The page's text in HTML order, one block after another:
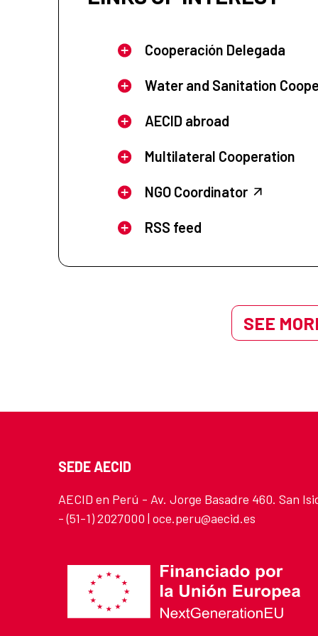
Cooperación Delegada
Water and Sanitation
AECID abroad
Multilateral Cooperation
NGO Coordinator
RSS feed
SEE
SEDE AECID
AECID en Perú - Av. Jorge Basadre 460. San
- (51-1) 2027000 | oce.peru@aecid.es